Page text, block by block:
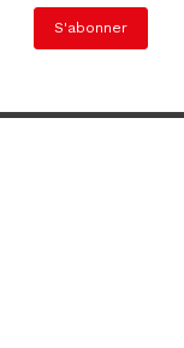
S'abonner